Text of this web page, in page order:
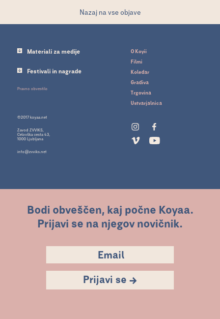
Nazaj na vse objave
Materiali za medije
Festivali in nagrade
Pravno obvestilo
O Koyii
Filmi
Koledar
Gradiva
Trgovina
Ustvarjalnica
©2017 koyaa.net
Zavod ZVVIKS,
Celovška cesta 43,
1000 Ljubljana
info@zvviks.net
Bodi obveščen, kaj počne Koyaa.
Prijavi se na njegov novičnik.
Prijavi se →